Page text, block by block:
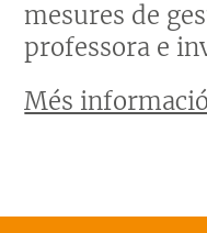
mesures de
professora e
Més